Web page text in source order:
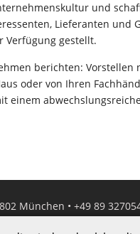
und
Lieferanten und
Verfügung gestellt.
berichten:
oder von Ihren
München • +49 89